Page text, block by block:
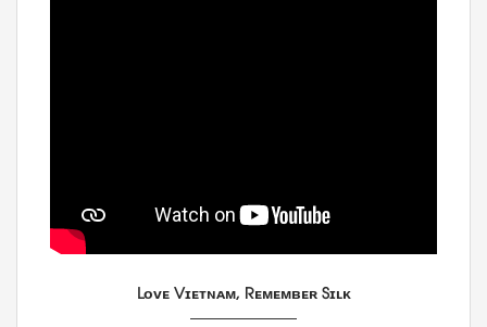
Lᴏᴠᴇ Vɪᴇᴛɴᴀᴍ, Rᴇᴍᴇᴍʙᴇʀ Sɪʟᴋ
———————